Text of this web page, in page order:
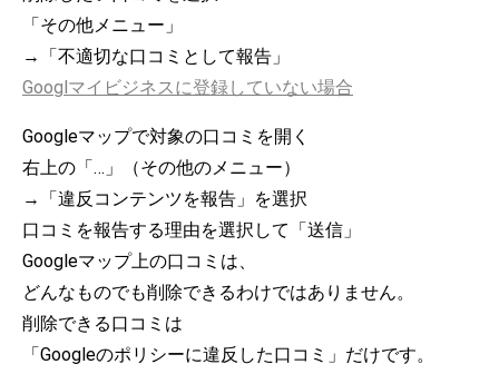
「その他メニュー」
→「不適切な口コミとして報告」
Googlマイビジネスに登録していない場合
Googleマップで対象の口コミを開く
右上の「…」（その他のメニュー）
→「違反コンテンツを報告」を選択
口コミを報告する理由を選択して「送信」
Googleマップ上の口コミは、
どんなものでも削除できるわけではありません。
削除できる口コミは
「Googleのポリシーに違反した口コミ」だけです。